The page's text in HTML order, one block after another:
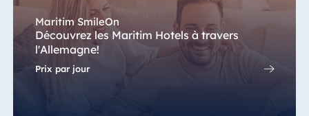
Hotel Plaza
Tirana
Resort Marina
Maritim SmileOn
Découvrez les Maritim Hotels à travers
l'Allemagne!
Prix par jour